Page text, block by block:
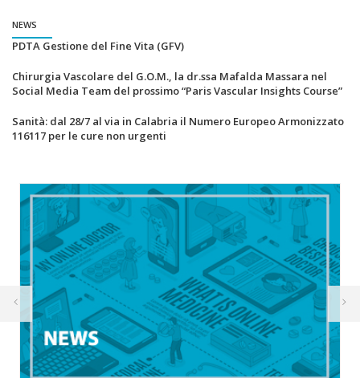
NEWS
PDTA Gestione del Fine Vita (GFV)
Chirurgia Vascolare del G.O.M., la dr.ssa Mafalda Massara nel
Social Media Team del prossimo “Paris Vascular Insights Course”
Sanità: dal 28/7 al via in Calabria il Numero Europeo Armonizzato
116117 per le cure non urgenti